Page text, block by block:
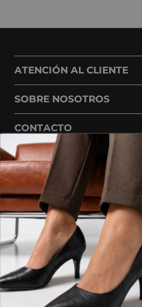
ATENCIÓN AL CLIENTE
SOBRE NOSOTROS
CONTACTO
Métodos
© 2026Tienda Voce.